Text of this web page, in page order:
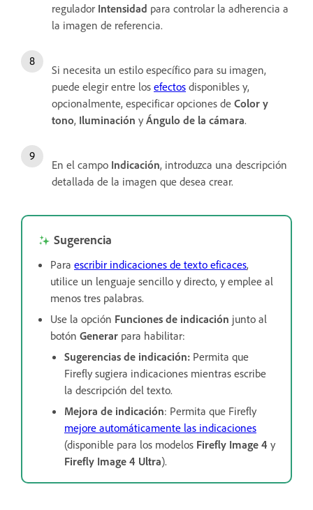
regulador Intensidad para controlar la adherencia a
la imagen de referencia.
Si necesita un estilo específico para su imagen,
puede elegir entre los efectos disponibles y,
opcionalmente, especificar opciones de Color y
tono, Iluminación y Ángulo de la cámara.
En el campo Indicación, introduzca una descripción
detallada de la imagen que desea crear.
Sugerencia
Para escribir indicaciones de texto eficaces,
utilice un lenguaje sencillo y directo, y emplee al
menos tres palabras.
Use la opción Funciones de indicación junto al
botón Generar para habilitar:
Sugerencias de indicación: Permita que
Firefly sugiera indicaciones mientras escribe
la descripción del texto.
Mejora de indicación: Permita que Firefly
mejore automáticamente las indicaciones
(disponible para los modelos Firefly Image 4 y
Firefly Image 4 Ultra).